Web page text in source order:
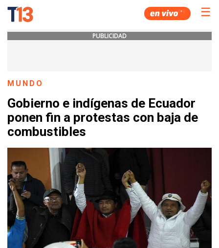
☰
PUBLICIDAD
MUNDO
Gobierno e indígenas de Ecuador
ponen fin a protestas con baja de
combustibles